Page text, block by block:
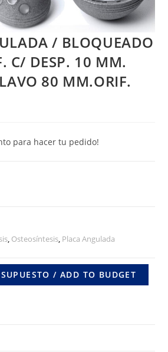
/ BLOQUEADO
C/ DESP. 10 MM.
80 MM.ORIF.
para hacer tu pedido!
, Osteosíntesis, Placa Angulada
/ ADD TO BUDGET